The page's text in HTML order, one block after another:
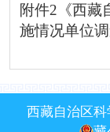
附件2《西藏
施情况单位
西藏自治区